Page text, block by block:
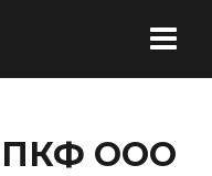
ПКФ ООО